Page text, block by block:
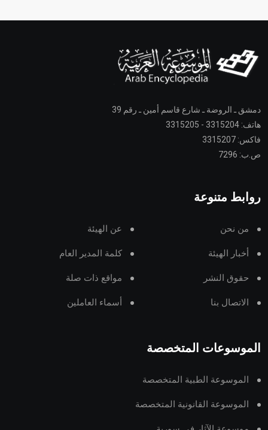
دمشق ـ الروضة ـ شارع قاسم أمين ـ رقم 39
هاتف: 3315204 - 3315205
فاكس: 3315207
ص.ب: 7296
روابط متنوعة
من نحن عن الهيئة
أخبار الهيئة كلمة المدير العام
حقوق النشر مواقع ذات صلة
الاتصال بنا أسماء العاملين
الموسوعات المتخصصة
الموسوعة الطبية المتخصصة
الموسوعة القانونية المتخصصة